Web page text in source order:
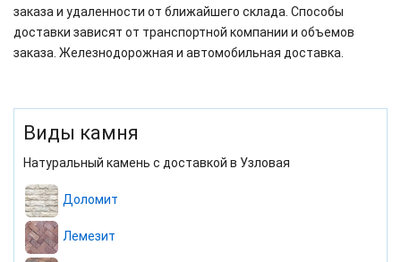
заказа и удаленности от ближайшего склада. Способы
доставки зависят от транспортной компании и объемов
заказа. Железнодорожная и автомобильная доставка.
Виды камня
Натуральный камень с доставкой в Узловая
Доломит
Лемезит